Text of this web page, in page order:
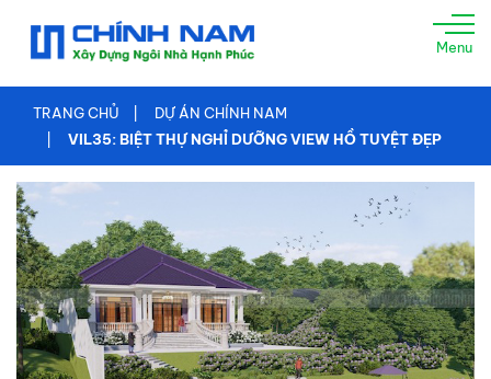
TRANG
CHỦ
GIỚI
THIỆU
XÂY
NHÀ
TRỌN
GÓI
TƯ
VẤN
THIẾT
KẾ
Menu
TRANG CHỦ
DỰ ÁN CHÍNH NAM
VIL35: BIỆT THỰ NGHỈ DƯỠNG VIEW HỒ TUYỆT ĐẸP